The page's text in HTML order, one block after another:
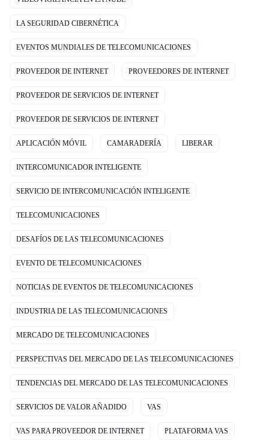
LA SEGURIDAD CIBERNÉTICA
EVENTOS MUNDIALES DE TELECOMUNICACIONES
PROVEEDOR DE INTERNET PROVEEDORES DE INTERNET
PROVEEDOR DE SERVICIOS DE INTERNET
PROVEEDOR DE SERVICIOS DE INTERNET
APLICACIÓN MÓVIL CAMARADERÍA LIBERAR
INTERCOMUNICADOR INTELIGENTE
SERVICIO DE INTERCOMUNICACIÓN INTELIGENTE
TELECOMUNICACIONES
DESAFÍOS DE LAS TELECOMUNICACIONES
EVENTO DE TELECOMUNICACIONES
NOTICIAS DE EVENTOS DE TELECOMUNICACIONES
INDUSTRIA DE LAS TELECOMUNICACIONES
MERCADO DE TELECOMUNICACIONES
PERSPECTIVAS DEL MERCADO DE LAS TELECOMUNICACIONES
TENDENCIAS DEL MERCADO DE LAS TELECOMUNICACIONES
SERVICIOS DE VALOR AÑADIDO VAS
VAS PARA PROVEEDOR DE INTERNET PLATAFORMA VAS